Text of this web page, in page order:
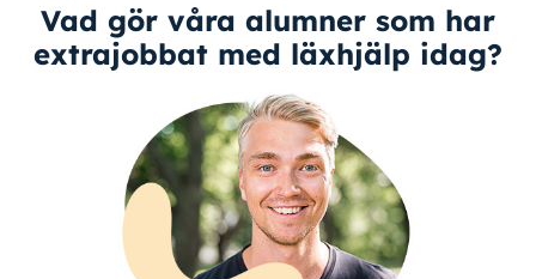
Vad gör våra alumner som har
extrajobbat med läxhjälp idag?